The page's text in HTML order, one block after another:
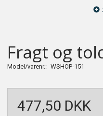
Fragt og
Model/varenr.: WSHOP-151
477,50 DKK